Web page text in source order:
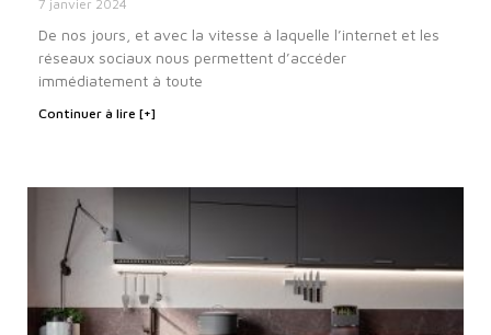
7 janvier 2024
De nos jours, et avec la vitesse à laquelle l’internet et les
réseaux sociaux nous permettent d’accéder
immédiatement à toute
Continuer à lire [+]